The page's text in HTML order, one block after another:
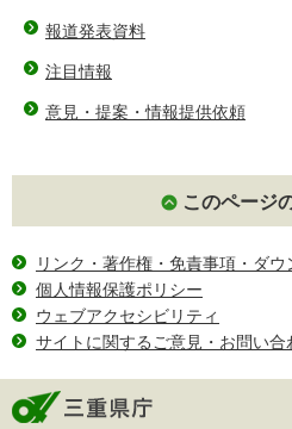
報道発表資料
注目情報
意見・提案・情報提供依頼
このページ
リンク・著作権・免責事項・ダウ
個人情報保護ポリシー
ウェブアクセシビリティ
サイトに関するご意見・お問い合